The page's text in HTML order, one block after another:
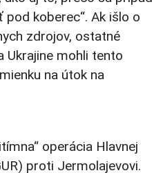
pod koberec“. Ak išlo o
zdrojov, ostatné
Ukrajine mohli tento
na útok na
operácia Hlavnej
proti Jermolajevovi.